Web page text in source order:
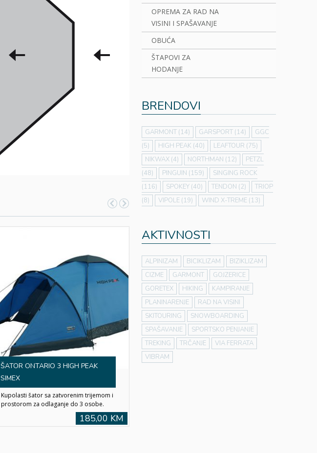
ŠATOR ONTARIO 3 HIGH PEAK
SIMEX
Kupolasti šator sa zatvorenim trijemom i
prostorom za odlaganje do 3 osobe.
185,00 KM
OPREMA ZA RAD NA
VISINI I SPAŠAVANJE
OBUĆA
ŠTAPOVI ZA
HODANJE
BRENDOVI
GARMONT(14) GARSPORT(14)
GGC
(5)
HIGH PEAK (40) LEAFTOUR (75)
NIKWAX(4) NORTHMAN (12)
PETZL
(48)
PINGUIN (159)
SINGING ROCK
(116)
SPOKEY(40) TENDON (2)
TRIOP
(8)
VIPOLE(19) WIND X-TREME(13)
AKTIVNOSTI
ALPINIZAM BICIKLIZAM
BIZIKLIZAM
CIZME
GARMONT
GOJZERICE
GORETEX
HIKING
KAMPIRANJE
PLANINARENJE
RAD NA VISINI
SKITOURING
SNOWBOARDING
SPAŠAVANJE
SPORTSKO PENJANJE
TREKING
TRČANJE
VIA FERRATA
VIBRAM